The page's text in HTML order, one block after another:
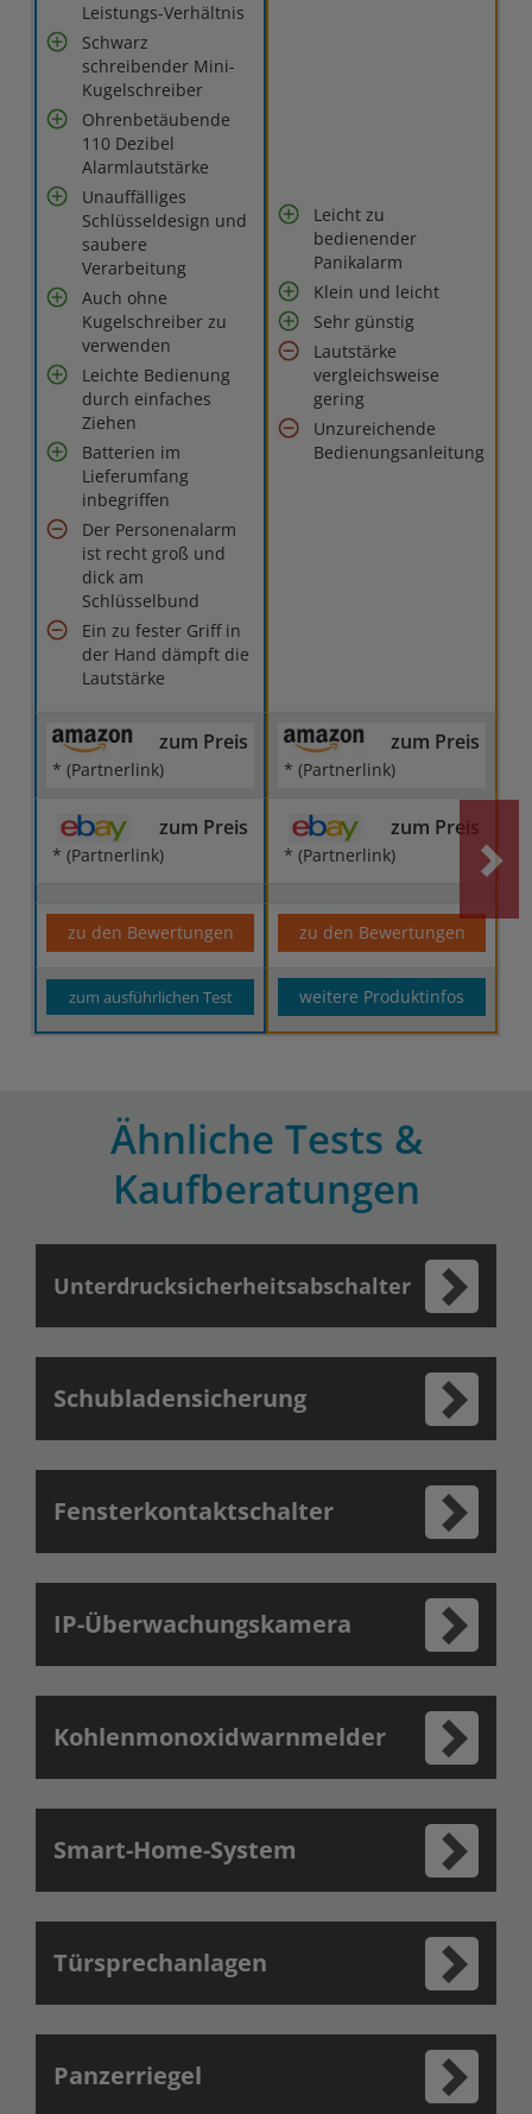
Leistungs-Verhältnis
Schwarz
schreibender Mini-
Kugelschreiber
Ohrenbetäubende
110 Dezibel
Alarmlautstärke
Unauffälliges
Schlüsseldesign und
saubere
Verarbeitung
Auch ohne
Kugelschreiber zu
verwenden
Leichte Bedienung
durch einfaches
Ziehen
Batterien im
Lieferumfang
inbegriffen
Der Personenalarm
ist recht groß und
dick am
Schlüsselbund
Ein zu fester Griff in
der Hand dämpft die
Lautstärke
Leicht zu
bedienender
Panikalarm
Klein und leicht
Sehr günstig
Lautstärke
vergleichsweise
gering
Unzureichende
Bedienungsanleitung
zum Preis
* (Partnerlink)
zum Preis
* (Partnerlink)
zum Preis
* (Partnerlink)
zum Preis
* (Partnerlink)
zu den Bewertungen zu den Bewertungen
zum ausführlichen Test weitere Produktinfos
Ähnliche Tests &
Kaufberatungen
Unterdrucksicherheitsabschalter
Schubladensicherung
Fensterkontaktschalter
IP-Überwachungskamera
Kohlenmonoxidwarnmelder
Smart-Home-System
Türsprechanlagen
Panzerriegel